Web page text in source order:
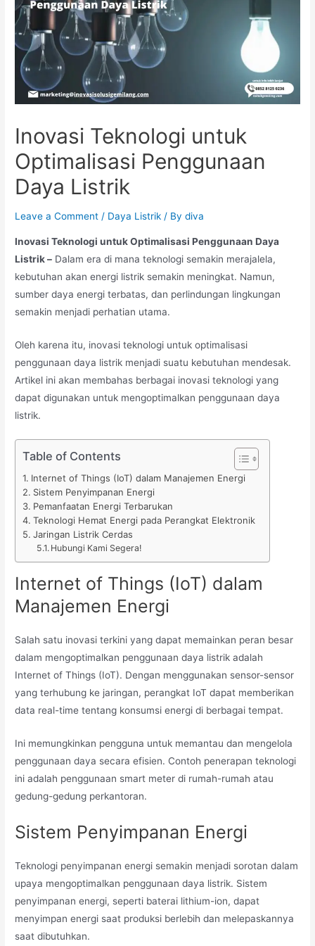
Inovasi Teknologi untuk
Optimalisasi Penggunaan
Daya Listrik
Leave a Comment / Daya Listrik / Bydiva
Inovasi Teknologi untuk Optimalisasi Penggunaan Daya
Listrik – Dalam era di mana teknologi semakin merajalela,
kebutuhan akan energi listrik semakin meningkat. Namun,
sumber daya energi terbatas, dan perlindungan lingkungan
semakin menjadi perhatian utama.
Oleh karena itu, inovasi teknologi untuk optimalisasi
penggunaan daya listrik menjadi suatu kebutuhan mendesak.
Artikel ini akan membahas berbagai inovasi teknologi yang
dapat digunakan untuk mengoptimalkan penggunaan daya
listrik.
Table of Contents
Internet of Things (IoT) dalam Manajemen Energi
Sistem Penyimpanan Energi
Pemanfaatan Energi Terbarukan
Teknologi Hemat Energi pada Perangkat Elektronik
Jaringan Listrik Cerdas
Hubungi Kami Segera!
Internet of Things (IoT) dalam
Manajemen Energi
Salah satu inovasi terkini yang dapat memainkan peran besar
dalam mengoptimalkan penggunaan daya listrik adalah
Internet of Things (IoT). Dengan menggunakan sensor-sensor
yang terhubung ke jaringan, perangkat IoT dapat memberikan
data real-time tentang konsumsi energi di berbagai tempat.
Ini memungkinkan pengguna untuk memantau dan mengelola
penggunaan daya secara efisien. Contoh penerapan teknologi
ini adalah penggunaan smart meter di rumah-rumah atau
gedung-gedung perkantoran.
Sistem Penyimpanan Energi
Teknologi penyimpanan energi semakin menjadi sorotan dalam
upaya mengoptimalkan penggunaan daya listrik. Sistem
penyimpanan energi, seperti baterai lithium-ion, dapat
menyimpan energi saat produksi berlebih dan melepaskannya
saat dibutuhkan.